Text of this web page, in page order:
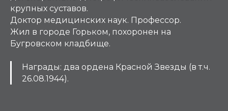
крупных суставов.
Доктор медицинских наук. Профессор.
Жил в городе Горьком, похоронен на
Бугровском кладбище.
Награды: два ордена Красной Звезды (в т.ч.
26.08.1944).